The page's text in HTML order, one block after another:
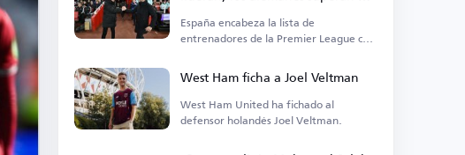
los ingleses en la Premier League
España encabeza la lista de
entrenadores de la Premier League con
West Ham ficha a Joel Veltman
West Ham United ha fichado al
defensor holandés Joel Veltman.